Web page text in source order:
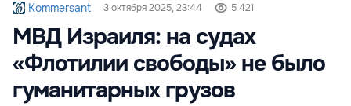
Kommersant 3 октября 2025, 23:44 5 421
МВД Израиля: на судах
«Флотилии свободы» не было
гуманитарных грузов